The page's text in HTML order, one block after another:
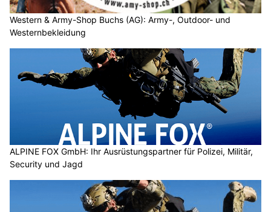
Western & Army-Shop Buchs (AG): Army-, Outdoor- und
Westernbekleidung
ALPINE FOX GmbH: Ihr Ausrüstungspartner für Polizei, Militär,
Security und Jagd